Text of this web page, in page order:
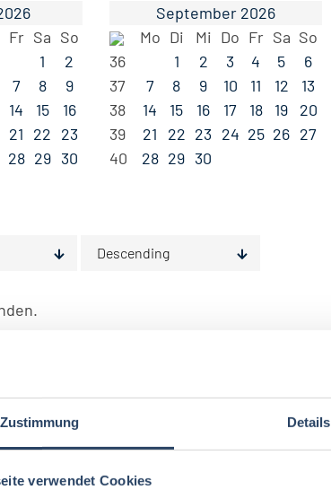
Zustimmung Details
verwendet Cookies
Fr Sa So
1
2
7 8
9
14 15
16
21 22 23
28 29 30
September 2026
Mo Di Mi Do Fr Sa So
36
1 2 3 4 5
6
37
7 8 9 10 11 12
13
38
14 15 16 17 18 19
20
39
21 22 23 24 25 26 27
40
28 29 30
Descending
Nach Kategorien Nach Fachrichtung